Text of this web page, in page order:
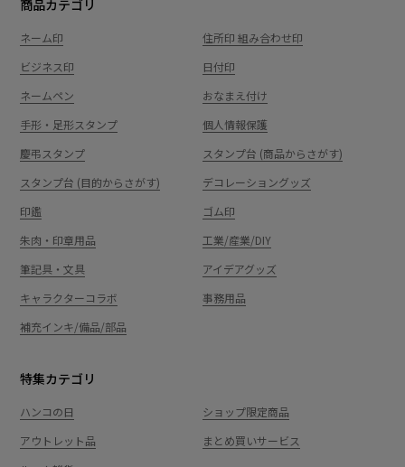
商品カテゴリ
ネーム印
住所印 組み合わせ印
ビジネス印
日付印
ネームペン
おなまえ付け
手形・足形スタンプ
個人情報保護
慶弔スタンプ
スタンプ台 (商品からさがす)
スタンプ台 (目的からさがす)
デコレーショングッズ
印鑑
ゴム印
朱肉・印章用品
工業/産業/DIY
筆記具・文具
アイデアグッズ
キャラクターコラボ
事務用品
補充インキ/備品/部品
特集カテゴリ
ハンコの日
ショップ限定商品
アウトレット品
まとめ買いサービス